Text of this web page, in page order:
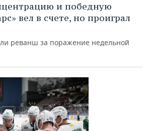
и победную
вел в счете, но проиграл
реванш за поражение недельной